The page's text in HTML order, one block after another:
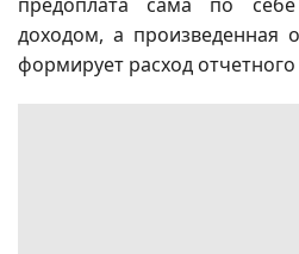
доходом, а произведенная
формирует расход